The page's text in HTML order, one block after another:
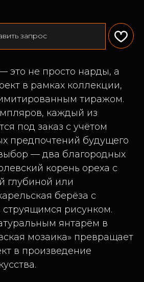
запрос
это не просто нарды, а
в рамках коллекции,
тиражом.
каждый из
под заказ с учётом
предпочтений будущего
— два благородных
корень ореха с
глубиной или
берёза с
рисунком.
янтарём в
мозаика» превращает
в произведение